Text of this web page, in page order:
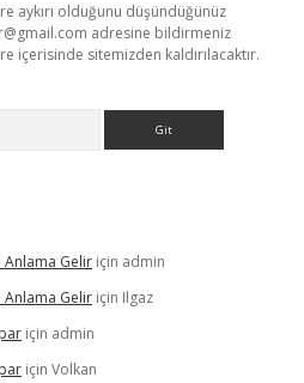
aykırı olduğunu düşündüğünüz
adresine bildirmeniz
içerisinde sitemizden kaldırılacaktır.
Anlama Gelir için admin
Anlama Gelir için Ilgaz
için admin
için Volkan